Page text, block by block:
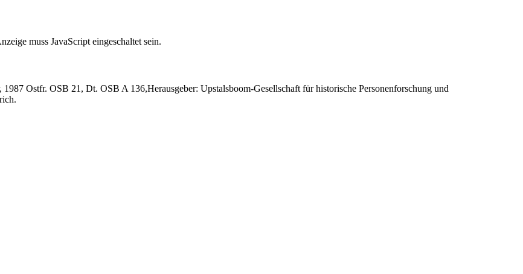
muss JavaScript eingeschaltet sein.
Ostfr. OSB 21, Dt. OSB A 136,Herausgeber: Upstalsboom-Gesellschaft für historische Personenforschung und